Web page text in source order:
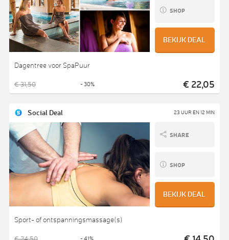
SHOP
BEKIJK DEAL
Dagentree voor SpaPuur
€ 31,50 - 30% € 22,05
Social Deal 23 UUR EN 12 MIN
SHARE
SHOP
BEKIJK DEAL
Sport- of ontspanningsmassage(s)
- 41%